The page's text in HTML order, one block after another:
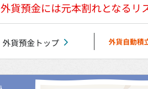
外貨預金には元本割れとなるリ
外貨預金トップ 外貨自動積